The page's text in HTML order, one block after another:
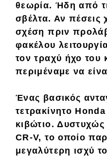
Σταθμοί φόρτισης
Classic
Νέα
DRIVE Away
MOTO
θεωρία. Ήδη από
σβέλτα. Αν πέσεις
σχέσηπριν
φακέλου
τον τραχύ ήχο του
περιμέναμε να
Ένας βασικός
τετρακίνητο
κιβώτιο. Δυστυχώς
CR-V, το οποίο
μεγαλύτερη ισχύ